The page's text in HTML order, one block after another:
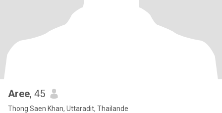
Aree, 45
Thong Saen Khan, Uttaradit, Thailande